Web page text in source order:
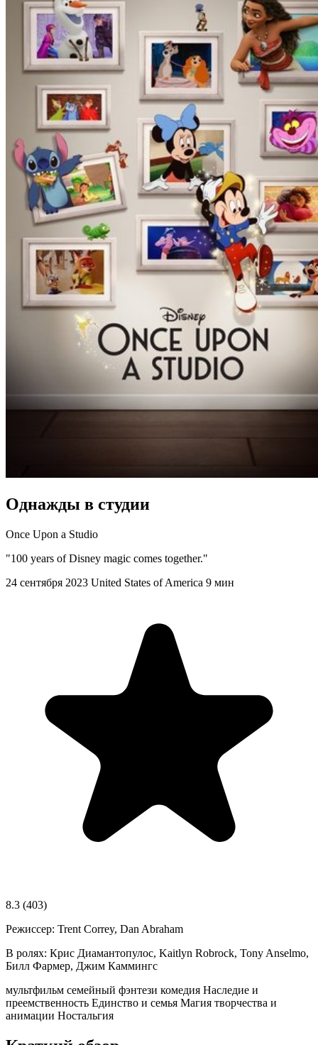
Однажды в студии
Once Upon a Studio
"100 years of Disney magic comes together."
24 сентября 2023 United States of America 9 мин
8.3 (403)
Режиссер: Trent Correy, Dan Abraham
В ролях: Крис Диамантопулос, Kaitlyn Robrock, Tony Anselmo,
Билл Фармер, Джим Каммингс
мультфильм семейный фэнтези комедия Наследие и
преемственность Единство и семья Магия творчества и
анимации Ностальгия